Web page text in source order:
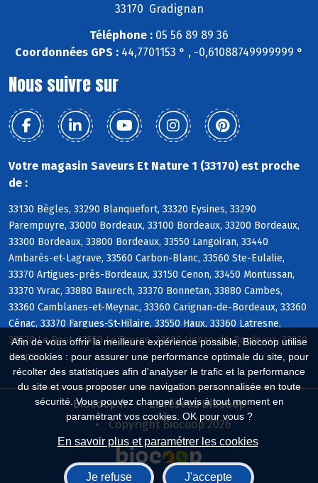
Afin de vous offrir la meilleure expérience possible, Biocoop utilise
des cookies : pour assurer une performance optimale du site, pour
récolter des statistiques afin d'analyser le trafic et la performance
du site et vous proposer une navigation personnalisée en toute
sécurité. Vous pouvez changer d'avis à tout moment en
paramétrant vos cookies. OK pour vous ?
En savoir plus et paramétrer les cookies
Je refuse J'accepte
33170 Gradignan
Téléphone : 05 56 89 89 36
Coordonnées GPS : 44,7701153 ° , -0,61088749999999 °
Nous suivre sur
Votre magasin Saveurs Et Nature 1 (33170) est proche
de :
33130 Bègles, 33290 Blanquefort, 33320 Eysines, 33290
Parempuyre, 33000 Bordeaux, 33100 Bordeaux, 33200 Bordeaux,
33300 Bordeaux, 33800 Bordeaux, 33550 Langoiran, 33440
Ambarès-et-Lagrave, 33560 Carbon-Blanc, 33560 Ste-Eulalie,
33370 Artigues-près-Bordeaux, 33150 Cenon, 33450 Montussan,
33370 Yvrac, 33880 Baurech, 33370 Bonnetan, 33880 Cambes,
33360 Camblanes-et-Meynac, 33360 Carignan-de-Bordeaux, 33360
Cénac, 33370 Fargues-St-Hilaire, 33550 Haux, 33360 Latresne,
33670 Le Pout, 33550 Le Tourne, 33360 Lignan-de-Bordeaux, 33370
Loupes
Biocoop.fr
Le réseau Biocoop
Copyright Biocoop 2026